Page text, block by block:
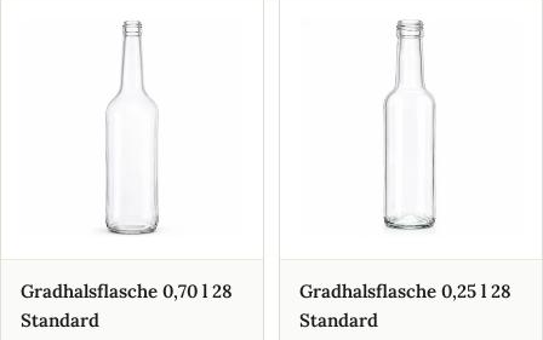
Gradhalsflasche 0,70 l 28
Standard
Gradhalsflasche 0,25 l 28
Standard